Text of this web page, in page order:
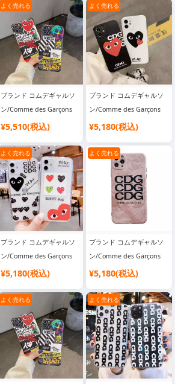
よく売れる
ブランド コムデギャルソ
ン/Comme des Garçons
スマホケース
¥5,510(税込)
よく売れる
ブランド コムデギャルソ
ン/Comme des Garçons
スマホケース
¥5,180(税込)
よく売れる
ブランド コムデギャルソ
ン/Comme des Garçons
スマホケース
¥5,180(税込)
よく売れる
ブランド コムデギャルソ
ン/Comme des Garçons
スマホケース
¥5,180(税込)
よく売れる よく売れる